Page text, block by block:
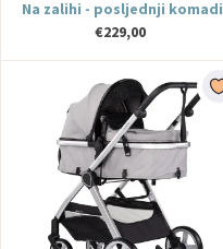
Na zalihi - posljednji komadi
€229,00